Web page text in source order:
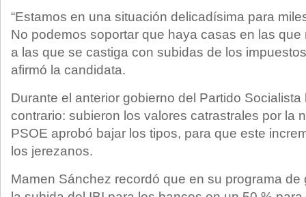
“Estamos en una situación delicadísima para
No podemos soportar que haya casas en las
a las que se castiga con subidas de los
afirmó la candidata.
Durante el anterior gobierno del Partido
contrario: subieron los valores catrastrales por la
PSOE aprobó bajar los tipos, para que este
los jerezanos.
Mamen Sánchez recordó que en su programa